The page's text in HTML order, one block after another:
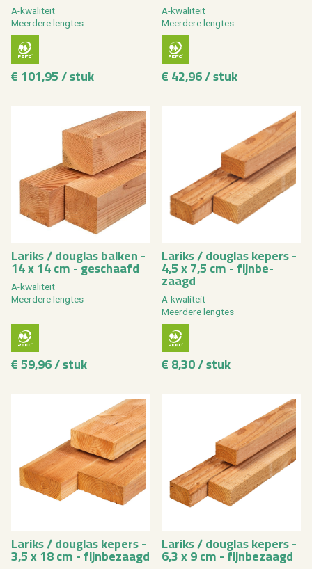
A-kwa­li­teit
Meer­de­re leng­tes
€ 101,95 / stuk
A-kwa­li­teit
Meer­de­re leng­tes
€ 42,96 / stuk
La­riks / dou­g­las bal­ken -
14 x 14 cm - ge­schaafd
A-kwa­li­teit
Meer­de­re leng­tes
€ 59,96 / stuk
La­riks / dou­g­las ke­pers -
4,5 x 7,5 cm - fijn­be­
zaagd
A-kwa­li­teit
Meer­de­re leng­tes
€ 8,30 / stuk
La­riks / dou­g­las ke­pers -
3,5 x 18 cm - fijn­be­zaagd
La­riks / dou­g­las ke­pers -
6,3 x 9 cm - fijn­be­zaagd